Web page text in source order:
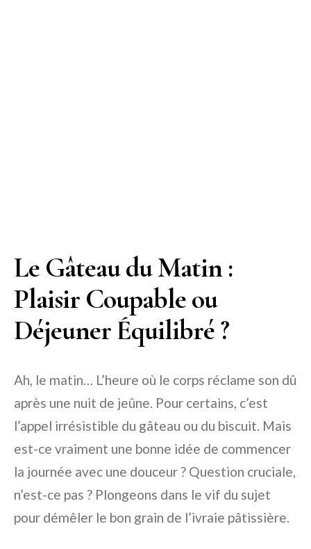
Le Gâteau du Matin :
Plaisir Coupable ou
Déjeuner Équilibré ?
Ah, le matin… L’heure où le corps réclame son dû
après une nuit de jeûne. Pour certains, c’est
l’appel irrésistible du gâteau ou du biscuit. Mais
est-ce vraiment une bonne idée de commencer
la journée avec une douceur ? Question cruciale,
n’est-ce pas ? Plongeons dans le vif du sujet
pour démêler le bon grain de l’ivraie pâtissière.